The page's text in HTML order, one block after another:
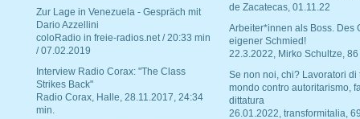
Zur Lage in Venezuela - Gespräch mit
Dario Azzellini
coloRadio in freie-radios.net / 20:33 min
/ 07.02.2019
Interview Radio Corax: "The Class
Strikes Back"
Radio Corax, Halle, 28.11.2017, 24:34
min.
de Zacatecas, 01.11.22
Arbeiter*innen als Boss. Des
eigener Schmied!
22.3.2022, Mirko Schultze, 86
Se non noi, chi? Lavoratori di
mondo contro autoritarismo,
dittatura
26.01.2022, transformitalia,